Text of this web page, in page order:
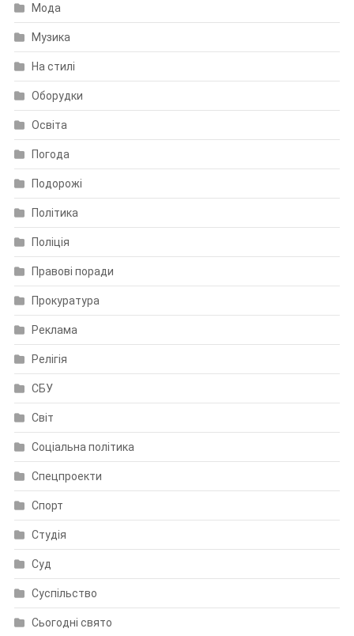
Мода
Музика
На стилі
Оборудки
Освіта
Погода
Подорожі
Політика
Поліція
Правові поради
Прокуратура
Реклама
Релігія
СБУ
Світ
Соціальна політика
Спецпроекти
Спорт
Студія
Суд
Суспільство
Сьогодні свято